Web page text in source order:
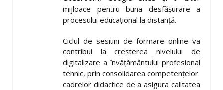
mijloace pentru buna desfășurare a
procesului educațional la distanță.
Ciclul de sesiuni de formare online va
contribui la creșterea nivelului de
digitalizare a învățământului profesional
tehnic, prin consolidarea competențelor
cadrelor didactice de a asigura calitatea